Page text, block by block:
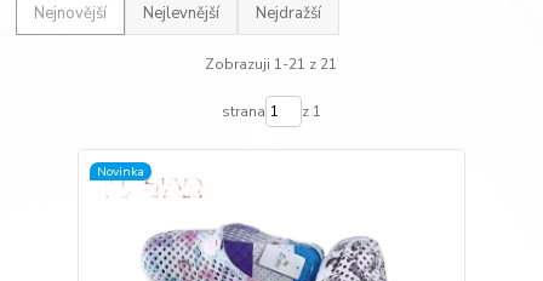
Nejnovější Nejlevnější Nejdražší
Zobrazuji 1-21 z 21
strana z 1
Novinka